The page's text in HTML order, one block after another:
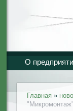
О
Главная »
"Микромонтаж"